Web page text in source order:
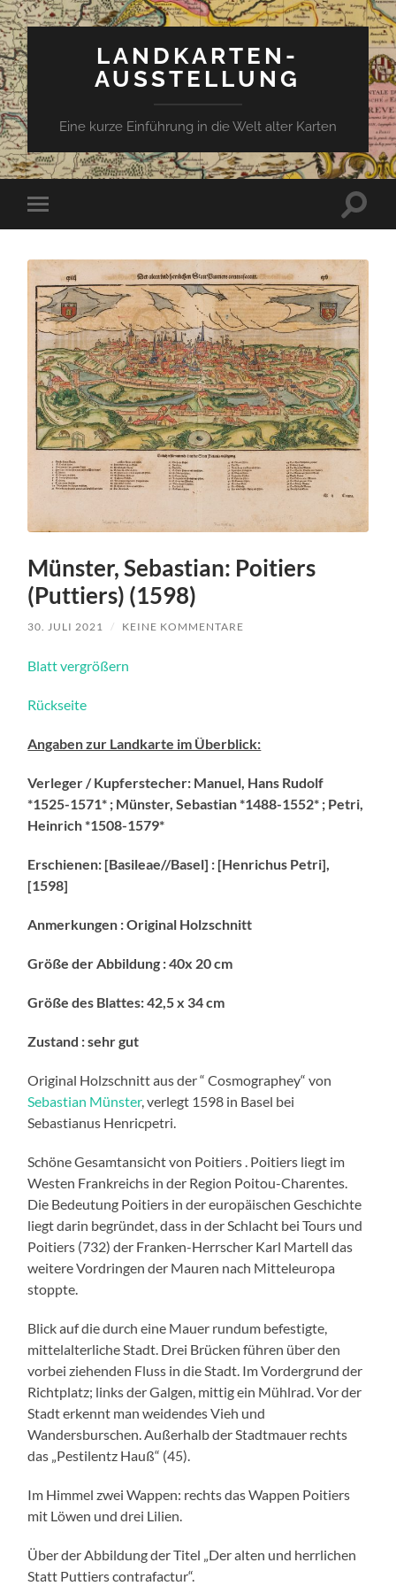
LANDKARTEN-
AUSSTELLUNG
Eine kurze Einführung in die Welt alter Karten
Mobile-
Menü
Münster, Sebastian: Poitiers
(Puttiers) (1598)
30. JULI 2021 / KEINE KOMMENTARE
Blatt vergrößern
Rückseite
Angaben zur Landkarte im Überblick:
Verleger / Kupferstecher: Manuel, Hans Rudolf
*1525-1571* ; Münster, Sebastian *1488-1552* ; Petri,
Heinrich *1508-1579*
Erschienen: [Basileae//Basel] : [Henrichus Petri],
[1598]
Anmerkungen : Original Holzschnitt
Größe der Abbildung : 40x 20 cm
Größe des Blattes: 42,5 x 34 cm
Zustand : sehr gut
Original Holzschnitt aus der “ Cosmographey“ von
Sebastian Münster, verlegt 1598 in Basel bei
Sebastianus Henricpetri.
Schöne Gesamtansicht von Poitiers . Poitiers liegt im
Westen Frankreichs in der Region Poitou-Charentes.
Die Bedeutung Poitiers in der europäischen Geschichte
liegt darin begründet, dass in der Schlacht bei Tours und
Poitiers (732) der Franken-Herrscher Karl Martell das
weitere Vordringen der Mauren nach Mitteleuropa
stoppte.
Blick auf die durch eine Mauer rundum befestigte,
mittelalterliche Stadt. Drei Brücken führen über den
vorbei ziehenden Fluss in die Stadt. Im Vordergrund der
Richtplatz; links der Galgen, mittig ein Mühlrad. Vor der
Stadt erkennt man weidendes Vieh und
Wandersburschen. Außerhalb der Stadtmauer rechts
das „Pestilentz Hauß“ (45).
Im Himmel zwei Wappen: rechts das Wappen Poitiers
mit Löwen und drei Lilien.
Über der Abbildung der Titel „Der alten und herrlichen
Statt Puttiers contrafactur“.